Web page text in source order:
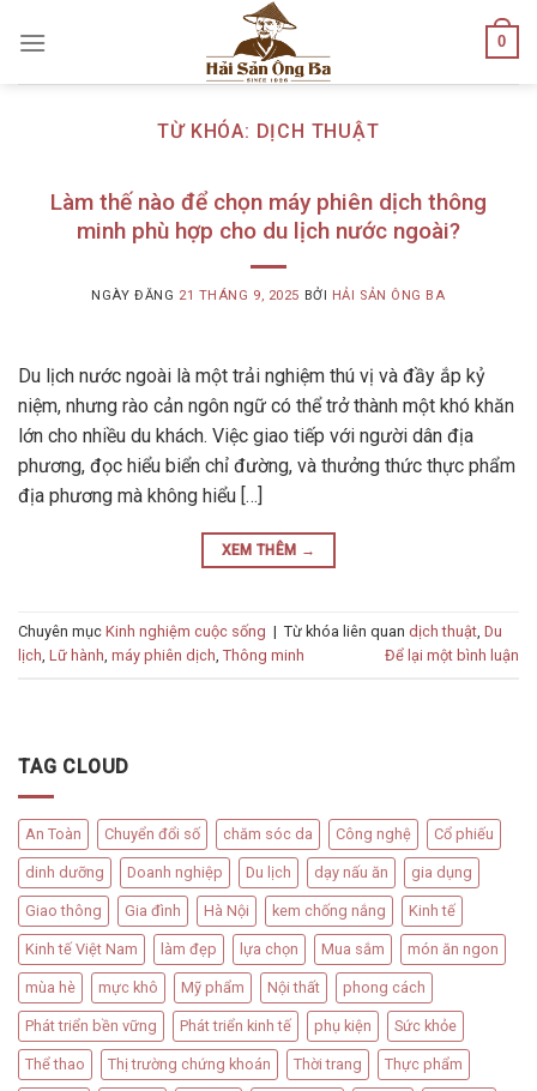
0
TỪ KHÓA: DỊCH THUẬT
Làm thế nào để chọn máy phiên dịch thông
minh phù hợp cho du lịch nước ngoài?
NGÀY ĐĂNG 21 THÁNG 9, 2025 BỞI HẢI SẢN ÔNG BA
Du lịch nước ngoài là một trải nghiệm thú vị và đầy ắp kỷ
niệm, nhưng rào cản ngôn ngữ có thể trở thành một khó khăn
lớn cho nhiều du khách. Việc giao tiếp với người dân địa
phương, đọc hiểu biển chỉ đường, và thưởng thức thực phẩm
địa phương mà không hiểu […]
XEM THÊM →
Chuyên mục Kinh nghiệm cuộc sống | Từ khóa liên quan dịch thuật, Du
lịch, Lữ hành, máy phiên dịch, Thông minh Để lại một bình luận
TAG CLOUD
An Toàn Chuyển đổi số chăm sóc da Công nghệ Cổ phiếu
dinh dưỡng Doanh nghiệp Du lịch dạy nấu ăn gia dụng
Giao thông Gia đình Hà Nội kem chống nắng Kinh tế
Kinh tế Việt Nam làm đẹp lựa chọn Mua sắm món ăn ngon
mùa hè mực khô Mỹ phẩm Nội thất phong cách
Phát triển bền vững Phát triển kinh tế phụ kiện Sức khỏe
Thể thao Thị trường chứng khoán Thời trang Thực phẩm